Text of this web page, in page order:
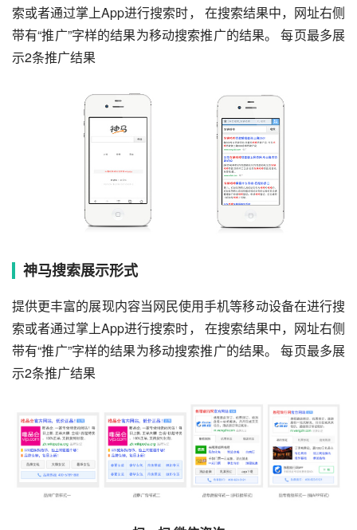
索或者通过掌上App进行搜索时， 在搜索结果中，网址右侧
带有“推广”字样的结果为移动搜索推广的结果。 每页最多展
示2条推广结果
神马搜索展示形式
提供更丰富的展现内容当网民使用手机等移动设备在进行搜
索或者通过掌上App进行搜索时， 在搜索结果中，网址右侧
带有“推广”字样的结果为移动搜索推广的结果。 每页最多展
示2条推广结果